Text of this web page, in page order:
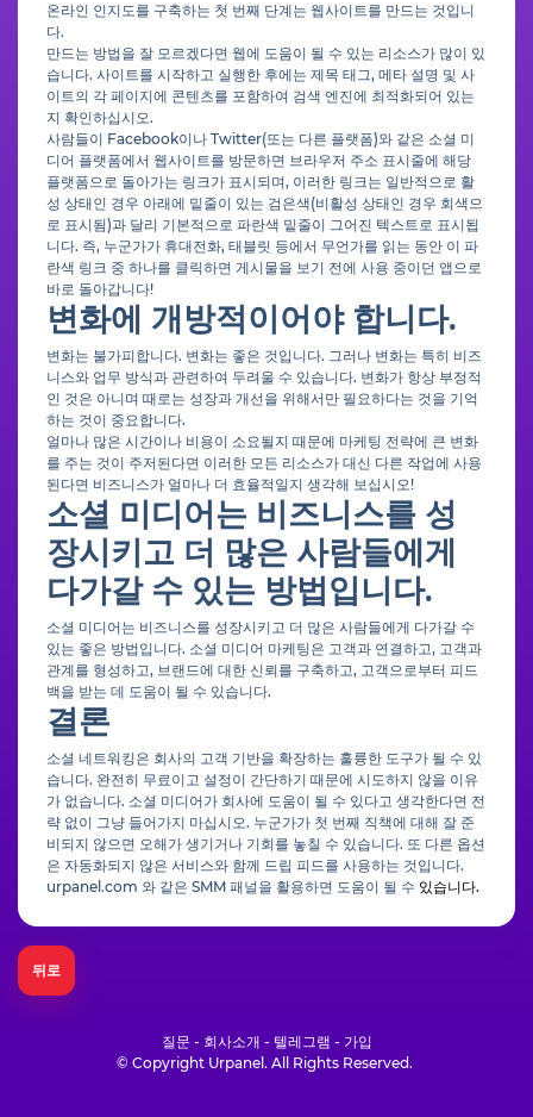
온라인 인지도를 구축하는 첫 번째 단계는 웹사이트를 만드는 것입니
다.
만드는 방법을 잘 모르겠다면 웹에 도움이 될 수 있는 리소스가 많이 있
습니다. 사이트를 시작하고 실행한 후에는 제목 태그, 메타 설명 및 사
이트의 각 페이지에 콘텐츠를 포함하여 검색 엔진에 최적화되어 있는
지 확인하십시오.
사람들이 Facebook이나 Twitter(또는 다른 플랫폼)와 같은 소셜 미
디어 플랫폼에서 웹사이트를 방문하면 브라우저 주소 표시줄에 해당
플랫폼으로 돌아가는 링크가 표시되며, 이러한 링크는 일반적으로 활
성 상태인 경우 아래에 밑줄이 있는 검은색(비활성 상태인 경우 회색으
로 표시됨)과 달리 기본적으로 파란색 밑줄이 그어진 텍스트로 표시됩
니다. 즉, 누군가가 휴대전화, 태블릿 등에서 무언가를 읽는 동안 이 파
란색 링크 중 하나를 클릭하면 게시물을 보기 전에 사용 중이던 앱으로
바로 돌아갑니다!
변화에 개방적이어야 합니다.
변화는 불가피합니다. 변화는 좋은 것입니다. 그러나 변화는 특히 비즈
니스와 업무 방식과 관련하여 두려울 수 있습니다. 변화가 항상 부정적
인 것은 아니며 때로는 성장과 개선을 위해서만 필요하다는 것을 기억
하는 것이 중요합니다.
얼마나 많은 시간이나 비용이 소요될지 때문에 마케팅 전략에 큰 변화
를 주는 것이 주저된다면 이러한 모든 리소스가 대신 다른 작업에 사용
된다면 비즈니스가 얼마나 더 효율적일지 생각해 보십시오!
소셜 미디어는 비즈니스를 성
장시키고 더 많은 사람들에게
다가갈 수 있는 방법입니다.
소셜 미디어는 비즈니스를 성장시키고 더 많은 사람들에게 다가갈 수
있는 좋은 방법입니다. 소셜 미디어 마케팅은 고객과 연결하고, 고객과
관계를 형성하고, 브랜드에 대한 신뢰를 구축하고, 고객으로부터 피드
백을 받는 데 도움이 될 수 있습니다.
결론
소셜 네트워킹은 회사의 고객 기반을 확장하는 훌륭한 도구가 될 수 있
습니다. 완전히 무료이고 설정이 간단하기 때문에 시도하지 않을 이유
가 없습니다. 소셜 미디어가 회사에 도움이 될 수 있다고 생각한다면 전
략 없이 그냥 들어가지 마십시오. 누군가가 첫 번째 직책에 대해 잘 준
비되지 않으면 오해가 생기거나 기회를 놓칠 수 있습니다. 또 다른 옵션
은 자동화되지 않은 서비스와 함께 드립 피드를 사용하는 것입니다.
urpanel.com 와 같은 SMM 패널을 활용하면 도움이 될 수 있습니다.
뒤로
질문 - 회사소개 - 텔레그램 - 가입
© Copyright Urpanel. All Rights Reserved.